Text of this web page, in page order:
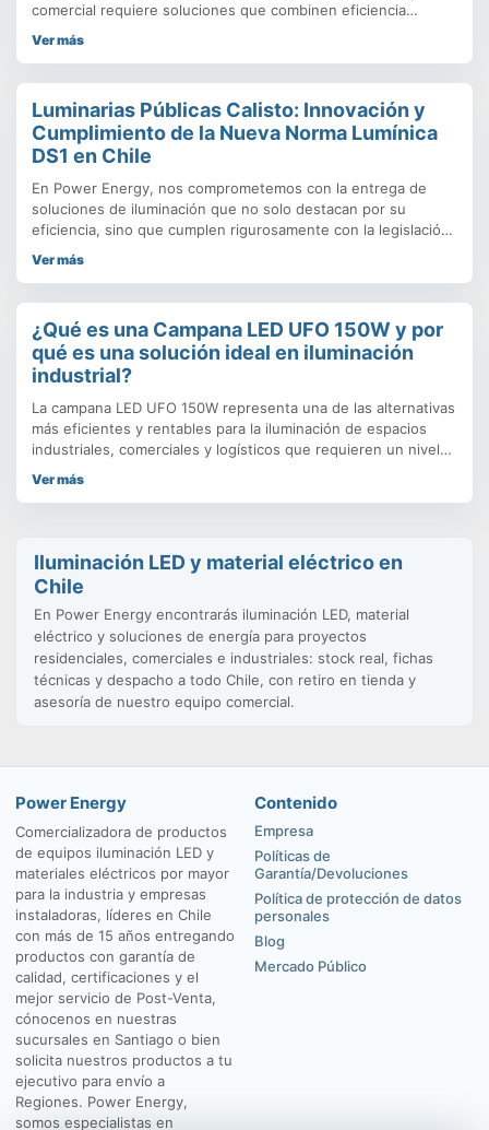
comercial requiere soluciones que combinen eficiencia
energética, durabilidad y buen rendimiento lumínico. En este
Ver más
Luminarias Públicas Calisto: Innovación y
Cumplimiento de la Nueva Norma Lumínica
DS1 en Chile
En Power Energy, nos comprometemos con la entrega de
soluciones de iluminación que no solo destacan por su
eficiencia, sino que cumplen rigurosamente con la legislación
vigente. Con la entrada en vigor de la Nueva Norma Lumínica
garantizar proyectos sostenibles y legales en todo el
territorio nacional.
Ver más
¿Qué es una Campana LED UFO 150W y por
qué es una solución ideal en iluminación
industrial?
La campana LED UFO 150W representa una de las alternativas
más eficientes y rentables para la iluminación de espacios
industriales, comerciales y logísticos que requieren un nivel
de luminosidad elevado, uniforme y duradero. Este tipo de
Ver más
Iluminación LED y material eléctrico en
Chile
En Power Energy encontrarás iluminación LED, material
eléctrico y soluciones de energía para proyectos
residenciales, comerciales e industriales: stock real, fichas
técnicas y despacho a todo Chile, con retiro en tienda y
asesoría de nuestro equipo comercial.
Power Energy
Comercializadora de productos
de equipos iluminación LED y
materiales eléctricos por mayor
para la industria y empresas
instaladoras, líderes en Chile
con más de 15 años entregando
productos con garantía de
calidad, certificaciones y el
mejor servicio de Post-Venta,
cónocenos en nuestras
sucursales en Santiago o bien
solicita nuestros productos a tu
ejecutivo para envío a
Regiones. Power Energy,
somos especialistas en
Contenido
Empresa
Políticas de
Garantía/Devoluciones
Política de protección de datos
personales
Blog
Mercado Público